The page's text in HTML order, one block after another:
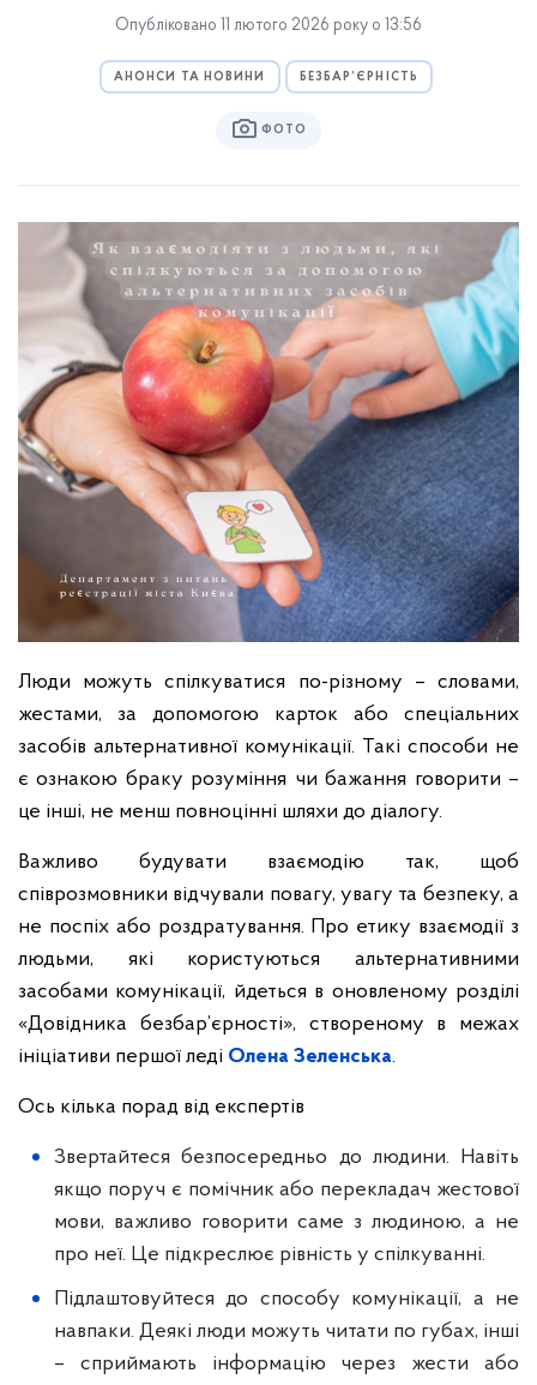
Опубліковано 11 лютого 2026 року о 13:56
АНОНСИ ТА НОВИНИ БЕЗБАР’ЄРНІСТЬ
ФОТО
Люди можуть спілкуватися по-різному – словами,
жестами, за допомогою карток або спеціальних
засобів альтернативної комунікації. Такі способи не
є ознакою браку розуміння чи бажання говорити –
це інші, не менш повноцінні шляхи до діалогу.
Важливо будувати взаємодію так, щоб
співрозмовники відчували повагу, увагу та безпеку, а
не поспіх або роздратування. Про етику взаємодії з
людьми, які користуються альтернативними
засобами комунікації, йдеться в оновленому розділі
«Довідника безбар’єрності», створеному в межах
ініціативи першої леді Олена Зеленська.
Ось кілька порад від експертів
Звертайтеся безпосередньо до людини. Навіть
якщо поруч є помічник або перекладач жестової
мови, важливо говорити саме з людиною, а не
про неї. Це підкреслює рівність у спілкуванні.
Підлаштовуйтеся до способу комунікації, а не
навпаки. Деякі люди можуть читати по губах, інші
– сприймають інформацію через жести або